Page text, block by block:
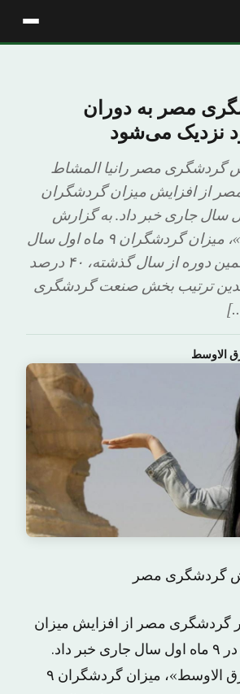
مصر به دوران
نزدیک می‌شود
گردشگری مصر رانیا المشاط
از افزایش میزان گردشگران
ماه اول سال جاری خبر داد. به گزارش
«الشرق الاوسط»، میزان گردشگران ۹ ماه اول سال
جاری نسبت به همین دوره از سال گذشته، ۴۰ درصد
ترتیب بخش صنعت گردشگری
الاوسط
گردشگری مصر
گردشگری مصر از افزایش میزان
به گزارش «الشرق الاوسط»، میزان گردشگران ۹